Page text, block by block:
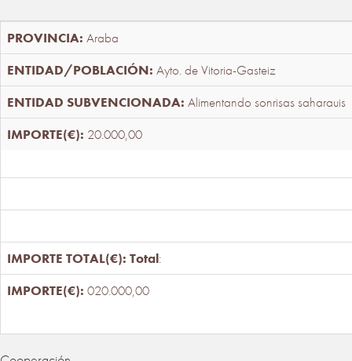
Araba
Ayto. de Vitoria-Gasteiz
Alimentando sonrisas saharauis
20.000,00
Total:
020.000,00